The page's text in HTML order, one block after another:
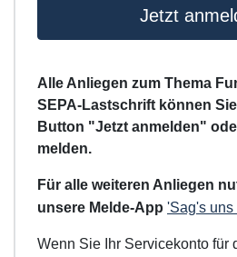
Jetzt
Alle Anliegen zum Thema
SEPA-Lastschrift können
Button "Jetzt anmelden"
melden.
Für alle weiteren Anliegen
unsere Melde-App 'Sag's uns
Wenn Sie Ihr Servicekonto für